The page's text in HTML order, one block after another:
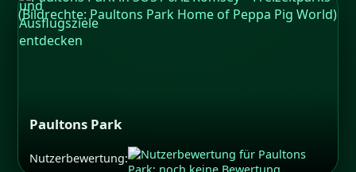
Paultons Park
Nutzerbewertung: